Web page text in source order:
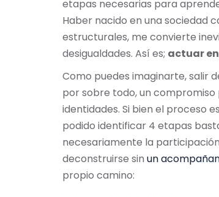
etapas necesarias para
Haber nacido en una sociedad
estructurales, me convierte
desigualdades. Así es; actuar
Como puedes imaginarte, salir
por sobre todo, un compromiso
identidades. Si bien el proceso
podido identificar 4 etapas
necesariamente la
deconstruirse sin un
propio camino: